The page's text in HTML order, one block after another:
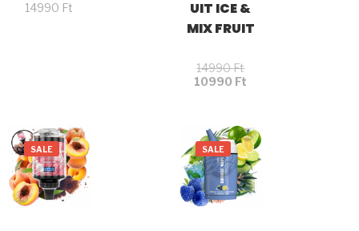
14990 Ft
UIT ICE &
MIX FRUIT
14990Ft
10990 Ft
SALE SALE